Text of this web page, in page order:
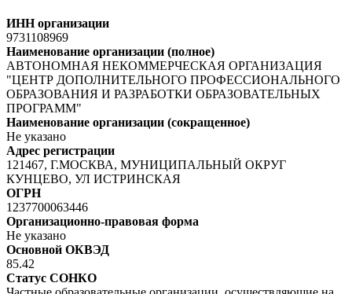
ИНН организации
9731108969
Наименование организации (полное)
АВТОНОМНАЯ НЕКОММЕРЧЕСКАЯ ОРГАНИЗАЦИЯ
"ЦЕНТР ДОПОЛНИТЕЛЬНОГО ПРОФЕССИОНАЛЬНОГО
ОБРАЗОВАНИЯ И РАЗРАБОТКИ ОБРАЗОВАТЕЛЬНЫХ
ПРОГРАММ"
Наименование организации (сокращенное)
Не указано
Адрес регистрации
121467, Г.МОСКВА, МУНИЦИПАЛЬНЫЙ ОКРУГ
КУНЦЕВО, УЛ ИСТРИНСКАЯ
ОГРН
1237700063446
Организационно-правовая форма
Не указано
Основной ОКВЭД
85.42
Статус СОНКО